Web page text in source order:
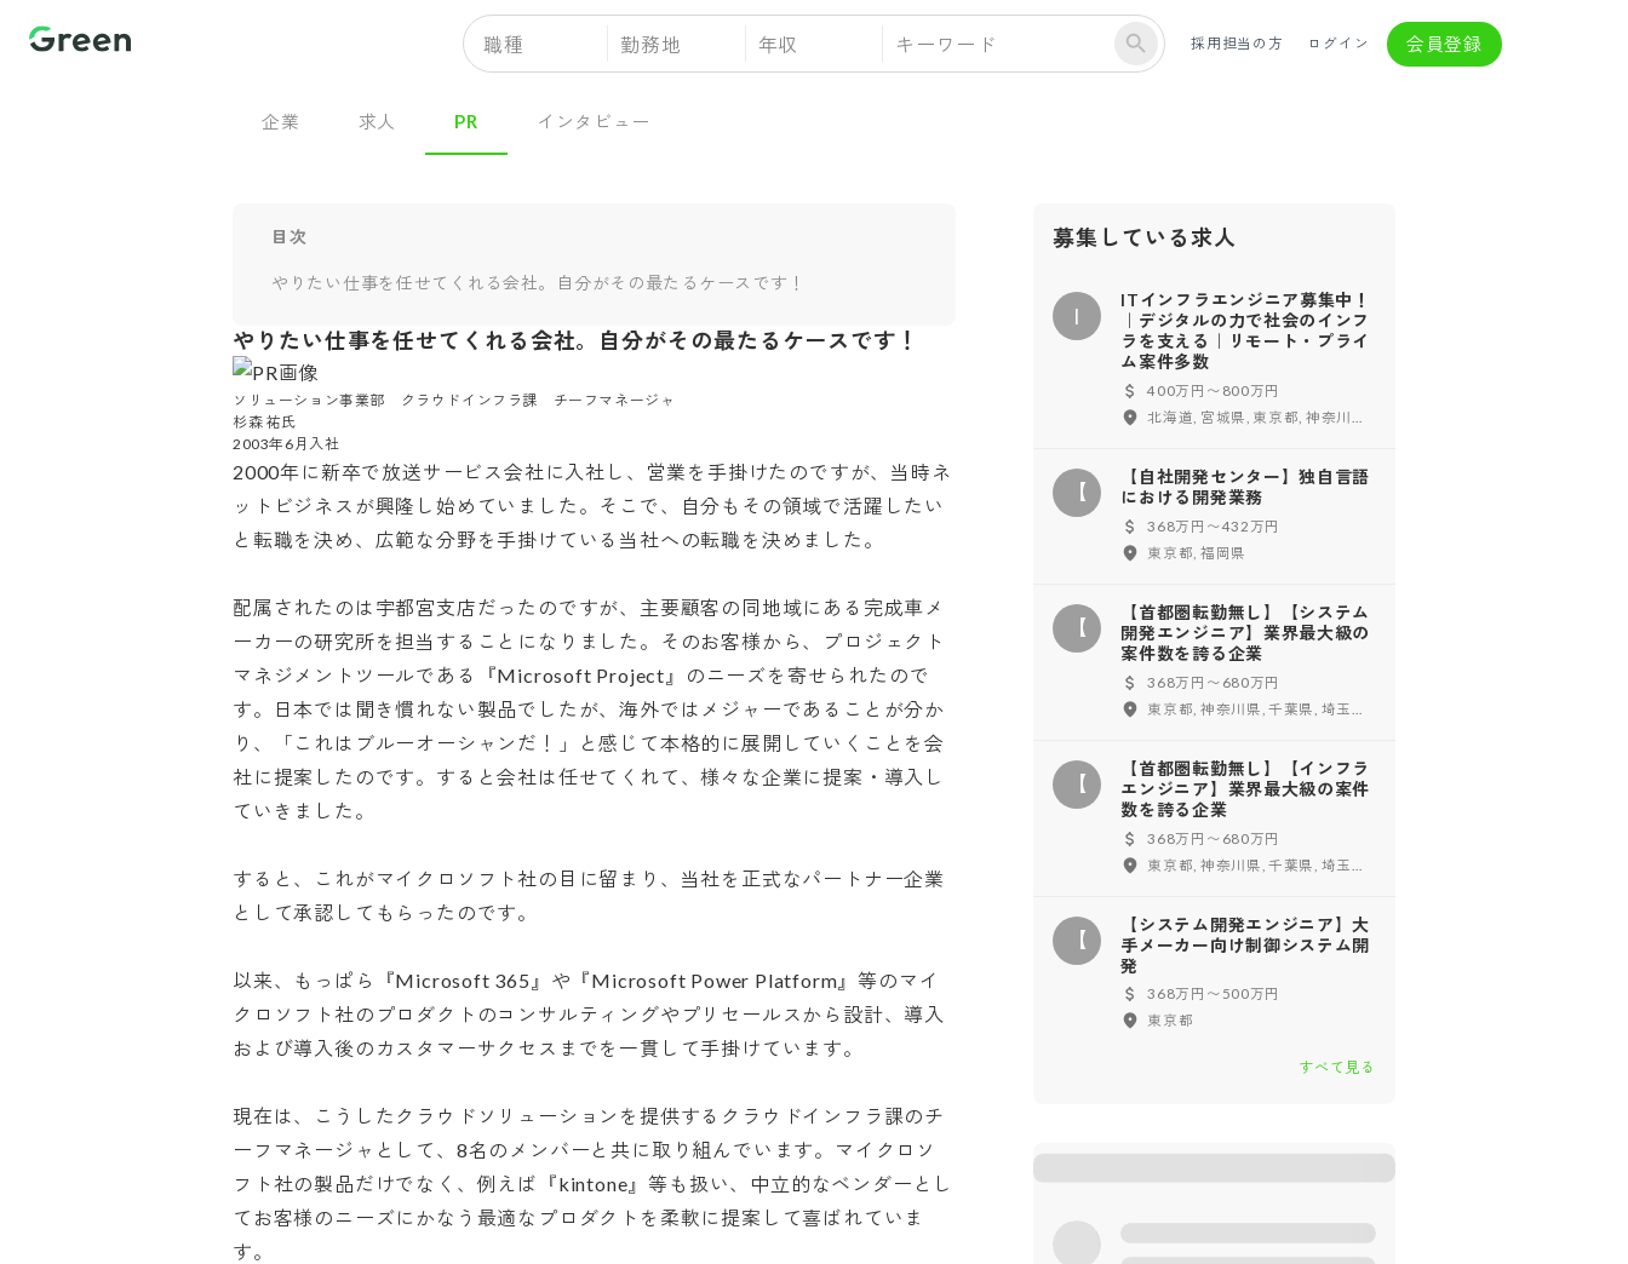
職種 勤務地 年収 採用担当の方 ログイン 会員登録
企業 求人 PR インタビュー
目次
やりたい仕事を任せてくれる会社。自分がその最たるケースです！
やりたい仕事を任せてくれる会社。自分がその最たるケースです！
ソリューション事業部　クラウドインフラ課　チーフマネージャ
杉森 祐氏
2003年6月入社
2000年に新卒で放送サービス会社に入社し、営業を手掛けたのですが、当時ネ
ットビジネスが興隆し始めていました。そこで、自分もその領域で活躍したい
と転職を決め、広範な分野を手掛けている当社への転職を決めました。
配属されたのは宇都宮支店だったのですが、主要顧客の同地域にある完成車メ
ーカーの研究所を担当することになりました。そのお客様から、プロジェクト
マネジメントツールである『Microsoft Project』のニーズを寄せられたので
す。日本では聞き慣れない製品でしたが、海外ではメジャーであることが分か
り、「これはブルーオーシャンだ！」と感じて本格的に展開していくことを会
社に提案したのです。すると会社は任せてくれて、様々な企業に提案・導入し
ていきました。
すると、これがマイクロソフト社の目に留まり、当社を正式なパートナー企業
として承認してもらったのです。
以来、もっぱら『Microsoft 365』や『Microsoft Power Platform』等のマイ
クロソフト社のプロダクトのコンサルティングやプリセールスから設計、導入
および導入後のカスタマーサクセスまでを一貫して手掛けています。
現在は、こうしたクラウドソリューションを提供するクラウドインフラ課のチ
ーフマネージャとして、8名のメンバーと共に取り組んでいます。マイクロソ
フト社の製品だけでなく、例えば『kintone』等も扱い、中立的なベンダーとし
てお客様のニーズにかなう最適なプロダクトを柔軟に提案して喜ばれていま
す。
募集している求人
I
ITインフラエンジニア募集中！
｜デジタルの力で社会のインフ
ラを支える｜リモート・プライ
ム案件多数
400万円〜800万円
【
【自社開発センター】独自言語
における開発業務
368万円〜432万円
東京都, 福岡県
【
【首都圏転勤無し】【システム
開発エンジニア】業界最大級の
案件数を誇る企業
368万円〜680万円
【
【首都圏転勤無し】【インフラ
エンジニア】業界最大級の案件
数を誇る企業
368万円〜680万円
【
【システム開発エンジニア】大
手メーカー向け制御システム開
発
368万円〜500万円
東京都
すべて見る